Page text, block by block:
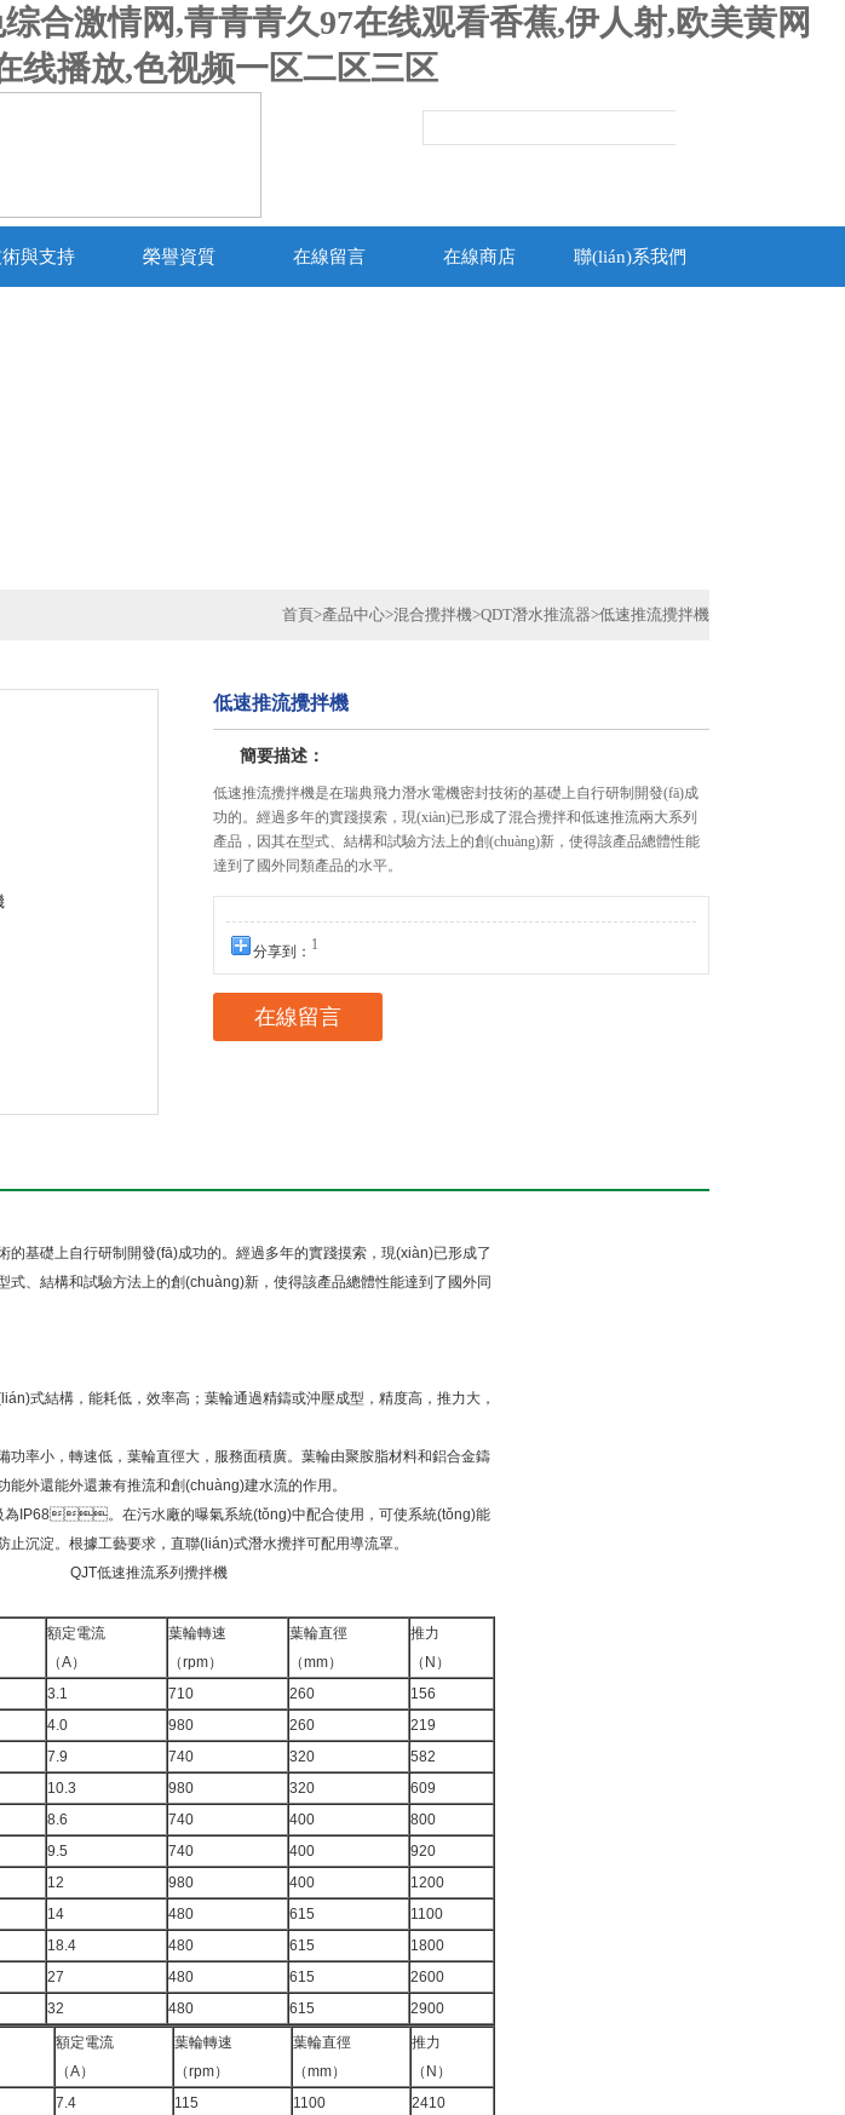
合激情网,青青青久97在线观看香蕉,伊人射,欧美黄网
线播放,色视频一区二区三区
與支持 榮譽資質 在線留言 在線商店 聯(lián)系我們
首頁>產品中心>混合攪拌機>QDT潛水推流器>低速推流攪拌機
低速推流攪拌機
簡要描述：
低速推流攪拌機是在瑞典飛力潛水電機密封技術的基礎上自行研制開發(fā)成
功的。經過多年的實踐摸索，現(xiàn)已形成了混合攪拌和低速推流兩大系列
產品，因其在型式、結構和試驗方法上的創(chuàng)新，使得該產品總體性能
達到了國外同類產品的水平。
分享到： 1
在線留言
基礎上自行研制開發(fā)成功的。經過多年的實踐摸索，現(xiàn)已形成了
式、結構和試驗方法上的創(chuàng)新，使得該產品總體性能達到了國外同
結構，能耗低，效率高；葉輪通過精鑄或沖壓成型，精度高，推力大，
率小，轉速低，葉輪直徑大，服務面積廣。葉輪由聚胺脂材料和鋁合金鑄
能外還能外還兼有推流和創(chuàng)建水流的作用。
為IP68。在污水廠的曝氣系統(tǒng)中配合使用，可使系統(tǒng)能
淀。根據工藝要求，直聯(lián)式潛水攪拌可配用導流罩。
QJT低速推流系列攪拌機
額定電流
（A）
葉輪轉速
（rpm）
葉輪直徑
（mm）
推力
（N）
3.1 710 260
156
4.0 980 260
219
7.9 740 320
582
10.3 980 320
609
8.6 740 400
800
9.5 740 400
920
12 980 400
1200
14 480 615
1100
18.4 480 615
1800
27 480 615
2600
32 480 615
2900
額定電流
（A）
葉輪轉速
（rpm）
葉輪直徑
（mm）
推力
（N）
7.4 115 1100
2410